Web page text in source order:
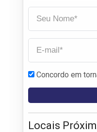
Concordo em
Locais